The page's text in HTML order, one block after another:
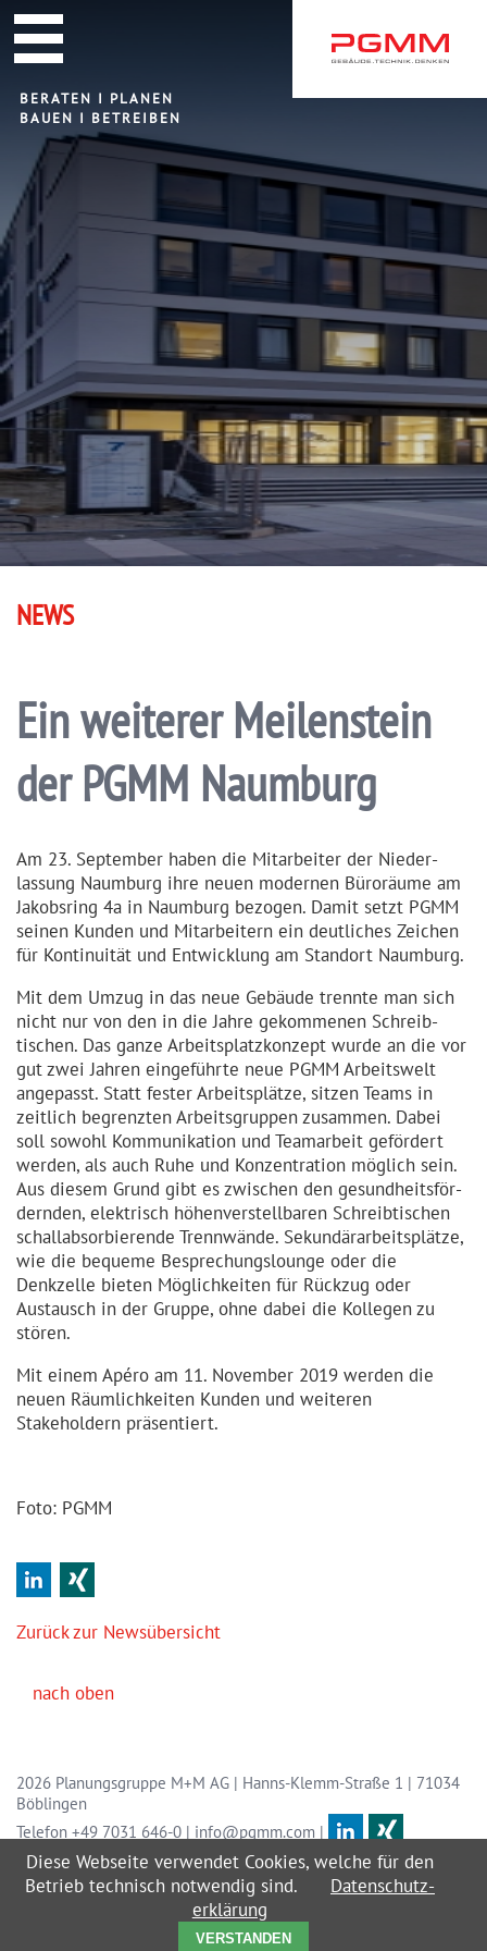
überspringen
BERATEN I PLANEN
BAUEN I BETREIBEN
NEWS
Ein weiterer Meilenstein
der PGMM Naumburg
Am 23. September haben die Mitarbeiter der Nieder­
lassung Naumburg ihre neuen modernen Büroräume am
Jakobsring 4a in Naumburg bezogen. Damit setzt PGMM
seinen Kunden und Mitarbeitern ein deutliches Zeichen
für Kontinuität und Entwicklung am Standort Naumburg.
Mit dem Umzug in das neue Gebäude trennte man sich
nicht nur von den in die Jahre gekommenen Schreib­
tischen. Das ganze Arbeits­platz­konzept wurde an die vor
gut zwei Jahren eingeführte neue PGMM Arbeitswelt
angepasst. Statt fester Arbeits­plätze, sitzen Teams in
zeitlich begrenzten Arbeits­gruppen zusammen. Dabei
soll sowohl Kommuni­kation und Teamarbeit gefördert
werden, als auch Ruhe und Konzen­tration möglich sein.
Aus diesem Grund gibt es zwischen den gesund­heits­för­
dernden, elektrisch höhenver­stellbaren Schreib­tischen
schall­ab­sor­bierende Trennwände. Sekundär­ar­beits­plätze,
wie die bequeme Bespre­chungs­lounge oder die
Denkzelle bieten Möglich­keiten für Rückzug oder
Austausch in der Gruppe, ohne dabei die Kollegen zu
stören.
Mit einem Apéro am 11. November 2019 werden die
neuen Räumlich­keiten Kunden und weiteren
Stakeholdern präsentiert.
Foto: PGMM
LinkedIn
Zurück zur Newsübersicht
nach oben
2026 Planungsgruppe M+M AG | Hanns-Klemm-Straße 1 | 71034
Böblingen
Telefon +49 7031 646-0 | info@pgmm.com |
Navigation
überspringen
Impressum
Datenschutz
Diese Webseite verwendet Cookies, welche für den
Betrieb technisch notwendig sind.
Datenschutz­
er­klärung
VERSTANDEN